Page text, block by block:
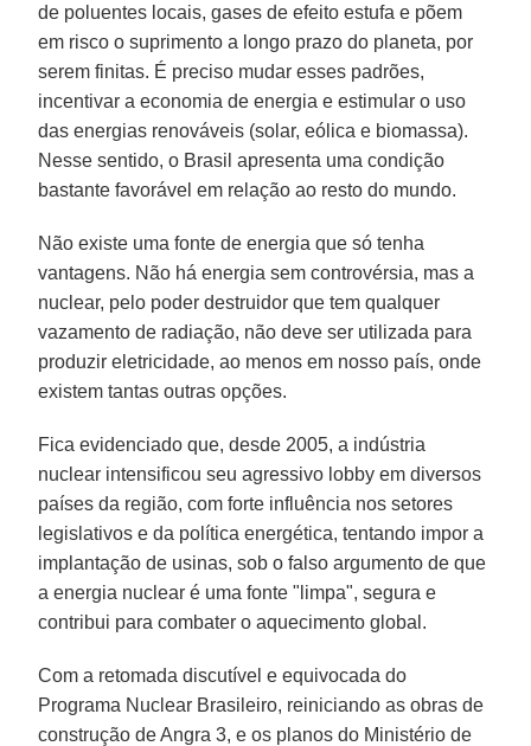
de poluentes locais, gases de efeito estufa e põem
em risco o suprimento a longo prazo do planeta, por
serem finitas. É preciso mudar esses padrões,
incentivar a economia de energia e estimular o uso
das energias renováveis (solar, eólica e biomassa).
Nesse sentido, o Brasil apresenta uma condição
bastante favorável em relação ao resto do mundo.
Não existe uma fonte de energia que só tenha
vantagens. Não há energia sem controvérsia, mas a
nuclear, pelo poder destruidor que tem qualquer
vazamento de radiação, não deve ser utilizada para
produzir eletricidade, ao menos em nosso país, onde
existem tantas outras opções.
Fica evidenciado que, desde 2005, a indústria
nuclear intensificou seu agressivo lobby em diversos
países da região, com forte influência nos setores
legislativos e da política energética, tentando impor a
implantação de usinas, sob o falso argumento de que
a energia nuclear é uma fonte "limpa", segura e
contribui para combater o aquecimento global.
Com a retomada discutível e equivocada do
Programa Nuclear Brasileiro, reiniciando as obras de
construção de Angra 3, e os planos do Ministério de